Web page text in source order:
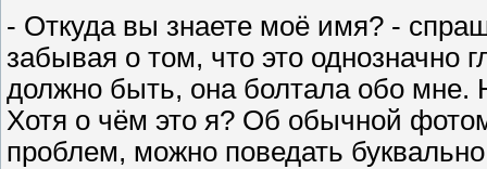
- Откуда вы знаете моё имя? -
забывая о том, что это однозначно
должно быть, она болтала обо мне.
Хотя о чём это я? Об обычной
проблем, можно поведать